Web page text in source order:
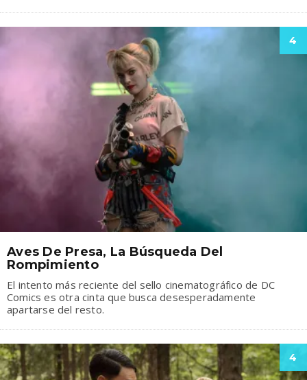
4
Aves De Presa, La Búsqueda Del
Rompimiento
El intento más reciente del sello cinematográfico de DC
Comics es otra cinta que busca desesperadamente
apartarse del resto.
4